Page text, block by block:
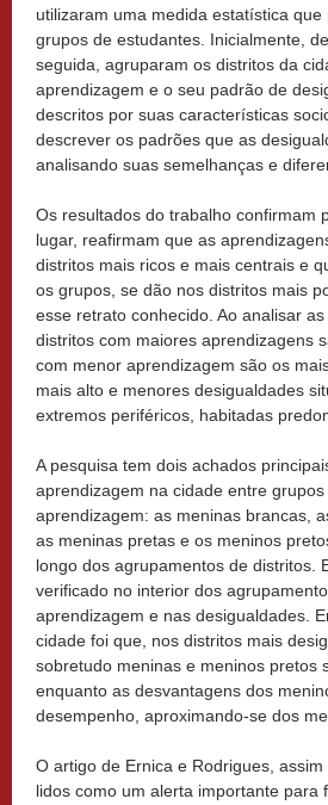
utilizaram uma medida estatística
grupos de estudantes. Inicialmente,
seguida, agruparam os distritos da
aprendizagem e o seu padrão de
descritos por suas características
descrever os padrões que as
analisando suas semelhanças e
Os resultados do trabalho confirmam
lugar, reafirmam que as
distritos mais ricos e mais centrais e
os grupos, se dão nos distritos mais
esse retrato conhecido. Ao analisar
distritos com maiores aprendizagens
com menor aprendizagem são os
mais alto e menores desigualdades
extremos periféricos, habitadas
A pesquisa tem dois achados
aprendizagem na cidade entre
aprendizagem: as meninas brancas,
as meninas pretas e os meninos
longo dos agrupamentos de distritos.
verificado no interior dos
aprendizagem e nas desigualdades.
cidade foi que, nos distritos mais
sobretudo meninas e meninos pretos
enquanto as desvantagens dos
desempenho, aproximando-se dos
O artigo de Ernica e Rodrigues,
lidos como um alerta importante